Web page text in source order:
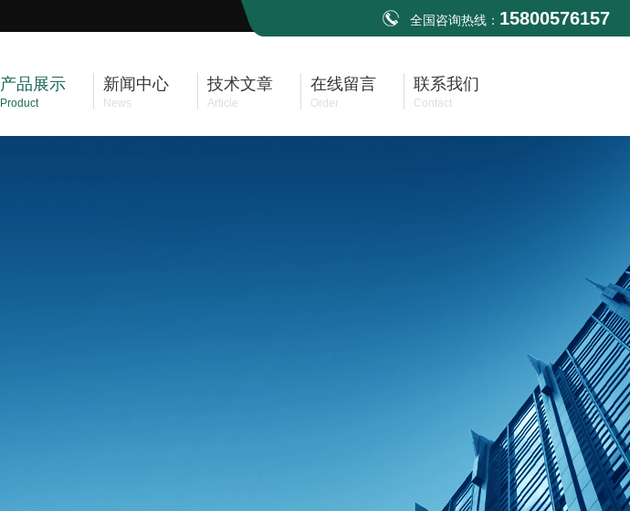
全国咨询热线： 15800576157
产品展示
Product
新闻中心
News
技术文章
Article
在线留言
Order
联系我们
Contact